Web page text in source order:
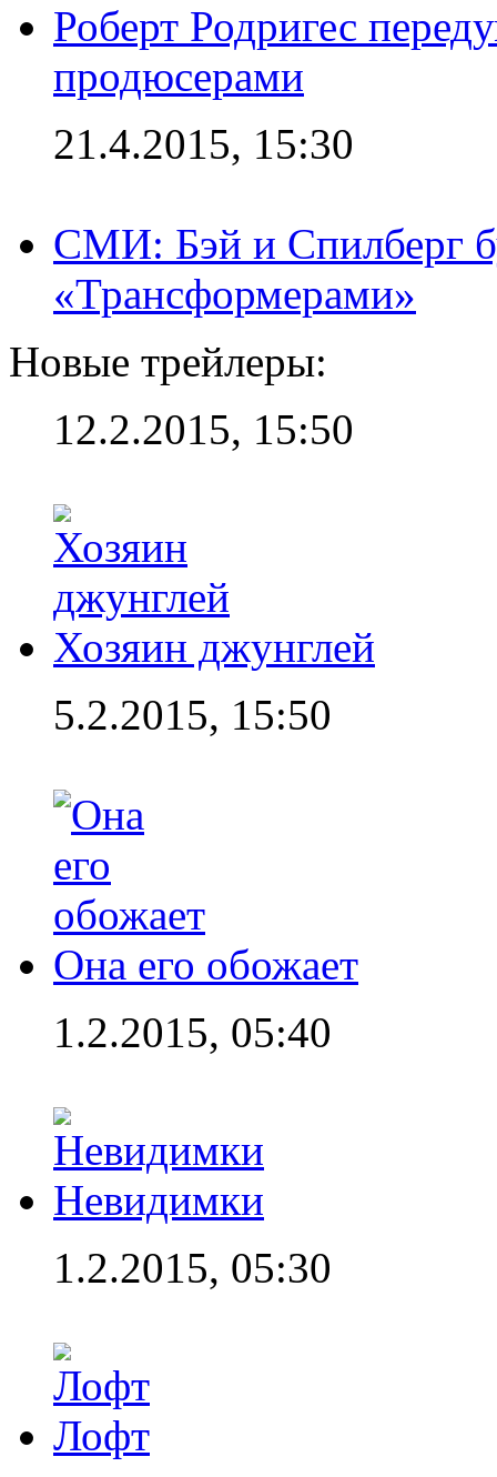
Роберт Родригес
продюсерами
21.4.2015, 15:30
СМИ: Бэй и Спилберг
«Трансформерами»
Новые трейлеры:
12.2.2015, 15:50
Хозяин джунглей
5.2.2015, 15:50
Она его обожает
1.2.2015, 05:40
Невидимки
1.2.2015, 05:30
Лофт